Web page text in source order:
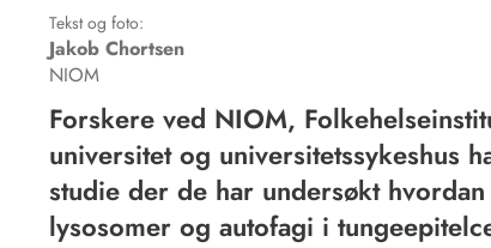
Tekst og foto:
Jakob Chortsen
NIOM
Forskere ved NIOM,
universitet og universitetssykeshus
studie der de har undersøkt
lysosomer og autofagi i